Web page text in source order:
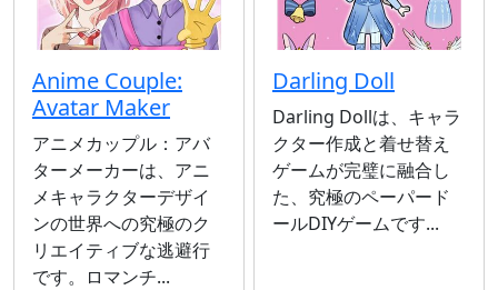
Anime Couple:
Avatar Maker
アニメカップル：アバ
ターメーカーは、アニ
メキャラクターデザイ
ンの世界への究極のク
リエイティブな逃避行
です。ロマンチ...
Darling Doll
Darling Dollは、キャラ
クター作成と着せ替え
ゲームが完璧に融合し
た、究極のペーパード
ールDIYゲームです...